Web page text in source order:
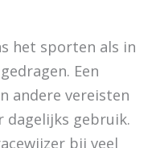
het sporten als in
Een
andere vereisten
dagelijks gebruik.
bij veel